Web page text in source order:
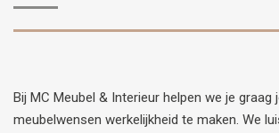
Bij MC Meubel & Interieur helpen we je graag
meubelwensen werkelijkheid te maken. We